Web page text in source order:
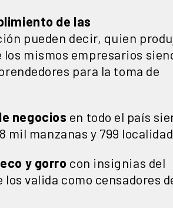
de las
pueden decir, quien
mismos empresarios
para la toma de
negocios en todo el país
manzanas y 799
y gorro con insignias del
valida como censadores